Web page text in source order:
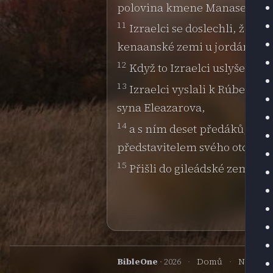
polovina kmene
11 Izraelci se doslechli, že
kenaanské zemi u
12 Když to Izraelci uslyšeli,
13 Izraelci vyslali k
syna Eleazarova,
14 a s ním deset předáků, po
představitelem svého
15 Přišli do gileádské země k
BibleOne · 2026 · Domů ·